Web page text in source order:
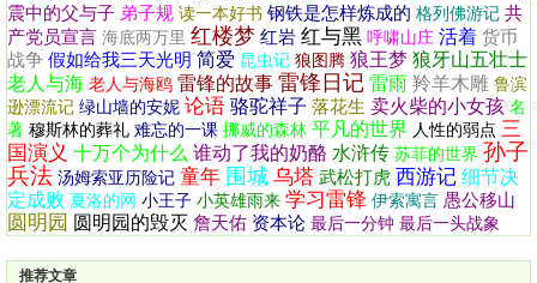
震中的父与子 弟子规 读一本好书 钢铁是怎样炼成的 格列佛游记 共
产党员宣言 海底两万里 红楼梦 红岩 红与黑 呼啸山庄 活着 货币
战争 假如给我三天光明 简爱 昆虫记 狼图腾 狼王梦 狼牙山五壮士
老人与海 老人与海鸥 雷锋的故事 雷锋日记 雷雨 羚羊木雕 鲁滨
逊漂流记 绿山墙的安妮 论语 骆驼祥子 落花生 卖火柴的小女孩 名
著 穆斯林的葬礼 难忘的一课 挪威的森林 平凡的世界 人性的弱点 三
国演义 十万个为什么 谁动了我的奶酪 水浒传 苏菲的世界 孙子
兵法 汤姆索亚历险记 童年 围城 乌塔 武松打虎 西游记 细节决
定成败 夏洛的网 小王子 小英雄雨来 学习雷锋 伊索寓言 愚公移山
圆明园 圆明园的毁灭 詹天佑 资本论 最后一分钟 最后一头战象
推荐文章